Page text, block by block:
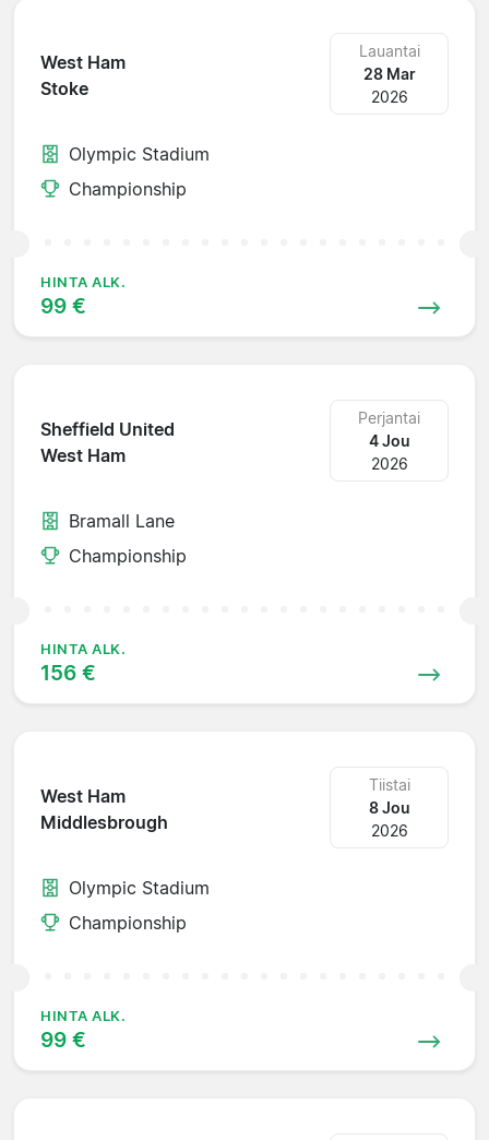
West Ham
Stoke
Lauantai
28 Mar
2026
Olympic Stadium
Championship
HINTA ALK.
99 €
Sheffield United
West Ham
Perjantai
4 Jou
2026
Bramall Lane
Championship
HINTA ALK.
156 €
West Ham
Middlesbrough
Tiistai
8 Jou
2026
Olympic Stadium
Championship
HINTA ALK.
99 €